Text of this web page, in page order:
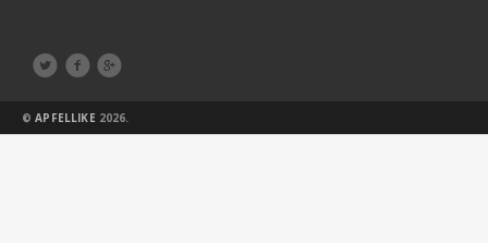
  
©APFELLIKE 2026.